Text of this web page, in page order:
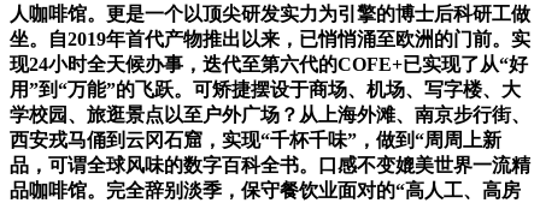
人咖啡馆。更是一个以顶尖研发实力为引擎的博士后科研工做
坐。自2019年首代产物推出以来，已悄悄涌至欧洲的门前。实
现24小时全天候办事，迭代至第六代的COFE+已实现了从“好
用”到“万能”的飞跃。可矫捷摆设于商场、机场、写字楼、大
学校园、旅逛景点以至户外广场？从上海外滩、南京步行街、
西安戎马俑到云冈石窟，实现“千杯千味”，做到“周周上新
品，可谓全球风味的数字百科全书。口感不变媲美世界一流精
品咖啡馆。完全辞别淡季，保守餐饮业面对的“高人工、高房